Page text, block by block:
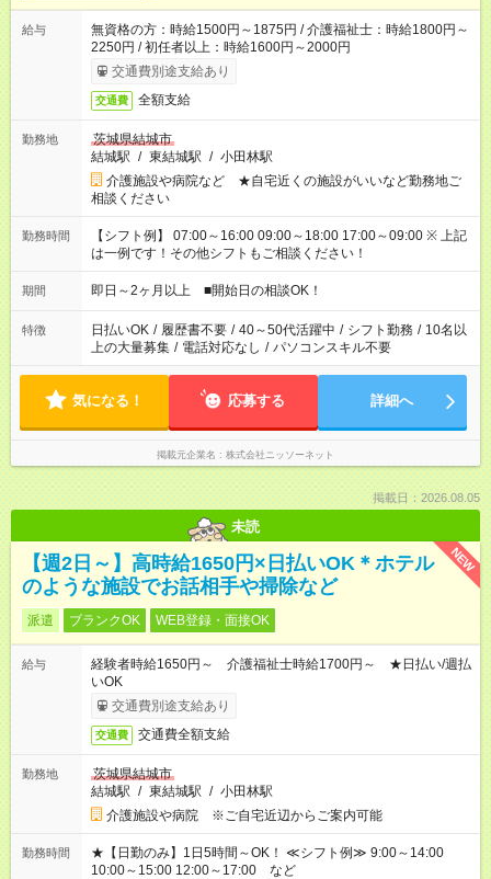
給与
無資格の方：時給1500円～1875円 / 介護福祉士：時給1800円～
2250円 / 初任者以上：時給1600円～2000円
交通費別途支給あり
交通費 全額支給
勤務地
茨城県結城市
結城駅 / 東結城駅 / 小田林駅
介護施設や病院など ★自宅近くの施設がいいなど勤務地ご
相談ください
勤務時間
【シフト例】 07:00～16:00 09:00～18:00 17:00～09:00 ※ 上記
は一例です！その他シフトもご相談ください！
期間 即日～2ヶ月以上 ■開始日の相談OK！
特徴 日払いOK / 履歴書不要 / 40～50代活躍中 / シフト勤務 / 10名以
上の大量募集 / 電話対応なし / パソコンスキル不要
気になる！ 応募する 詳細へ
掲載元企業名 株式会社ニッソーネット
掲載日：2026.08.05
未読
NEW
【週2日～】高時給1650円×日払いOK＊ホテル
のような施設でお話相手や掃除など
派遣 ブランクOK WEB登録・面接OK
給与
経験者時給1650円～ 介護福祉士時給1700円～ ★日払い/週払
いOK
交通費別途支給あり
交通費 交通費全額支給
勤務地
茨城県結城市
結城駅 / 東結城駅 / 小田林駅
介護施設や病院 ※ご自宅近辺からご案内可能
勤務時間
★【日勤のみ】1日5時間～OK！ ≪シフト例≫ 9:00～14:00
10:00～15:00 12:00～17:00 など